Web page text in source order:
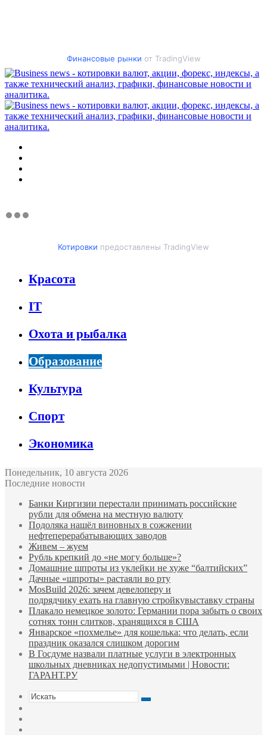
Финансовые рынки от TradingView
Котировки предоставлены TradingView
Красота
IT
Охота и рыбалка
Образование
Культура
Спорт
Экономика
Понедельник, 10 августа 2026
Последние новости
Банки Киргизии перестали принимать российские
рубли для обмена на местную валюту
Подоляка нашёл виновных в сожжении
нефтеперерабатывающих заводов
Живем – жуем
Рубль крепкий до «не могу больше»?
Домашние шпроты из уклейки не хуже “балтийских”
Дачные «шпроты» растаяли во рту
MosBuild 2026: зачем девелоперу и
подрядчиĸу ехать на главную стройĸувыставĸу страны
Плакало немецкое золото: Германии пора забыть о своих
сотнях тонн слитков, хранящихся в США
Январское «похмелье» для кошелька: что делать, если
праздник оказался слишком дорогим
В Госдуме назвали платные услуги в электронных
школьных дневниках недопустимыми | Новости:
ГАРАНТ.РУ
Искать